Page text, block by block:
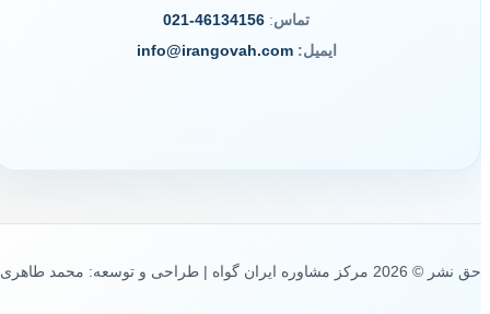
تماس:
46134156-021
ایمیل: info@irangovah.com
حق نشر © 2026 مرکز مشاوره ایران گواه | طراحی و توسعه: محمد طاهری